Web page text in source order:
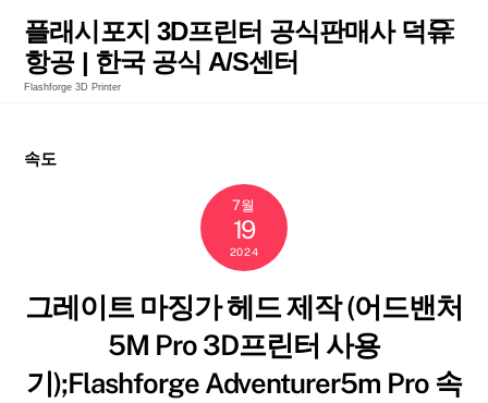
content
플래시포지 3D프린터 공식판매사 덕유
항공 | 한국 공식 A/S센터
Flashforge 3D Printer
속도
7월
19
2024
그레이트 마징가 헤드 제작 (어드밴처
5M Pro 3D프린터 사용
기);Flashforge Adventurer5m Pro 속